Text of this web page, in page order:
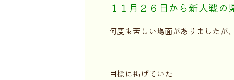
１１月２６日から新人戦の
何度も苦しい場面がありましたが、
目標に掲げていた